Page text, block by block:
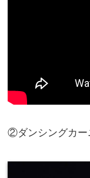
②ダンシングカー